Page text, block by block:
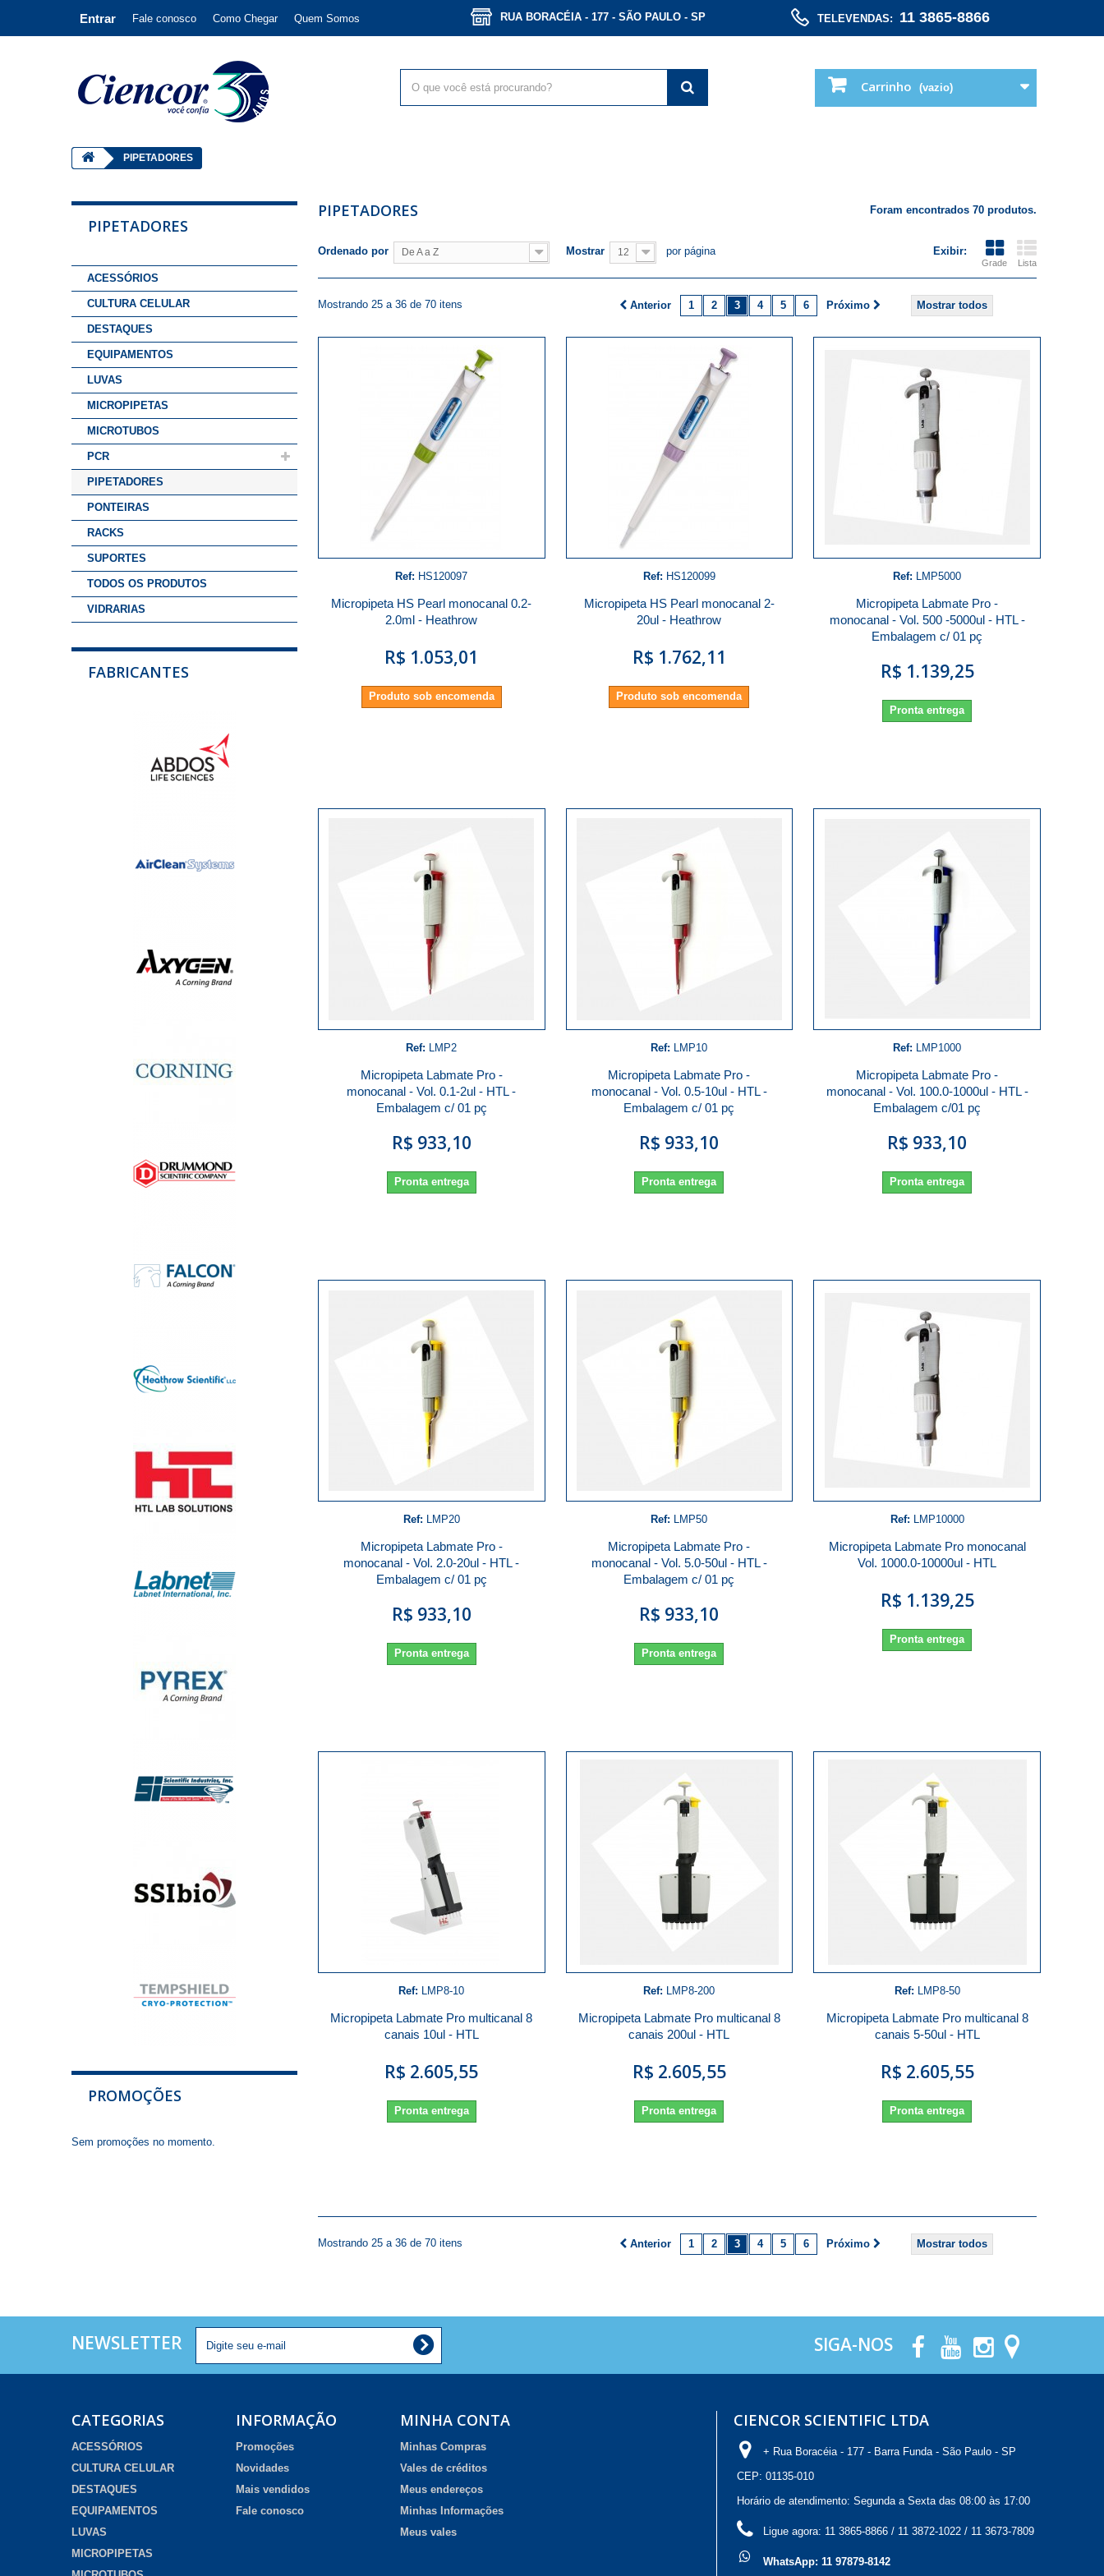
Entrar Fale conosco Como Chegar Quem Somos TELEVENDAS: 11 3865-8866
RUA BORACÉIA - 177 - SÃO PAULO - SP
Carrinho (vazio)
PIPETADORES
PIPETADORES
ACESSÓRIOS
CULTURA CELULAR
DESTAQUES
EQUIPAMENTOS
LUVAS
MICROPIPETAS
MICROTUBOS
PCR
PIPETADORES
PONTEIRAS
RACKS
SUPORTES
TODOS OS PRODUTOS
VIDRARIAS
FABRICANTES
PROMOÇÕES
Sem promoções no momento.
PIPETADORES Foram encontrados 70 produtos.
Exibir:
Grade Lista
Ordenado por De A a Z Mostrar 12 por página
Mostrar todos
Anterior 1 2 3 4 5 6 Próximo
Mostrando 25 a 36 de 70 itens
Ref: HS120097
Micropipeta HS Pearl monocanal 0.2-
2.0ml - Heathrow
R$ 1.053,01
Produto sob encomenda
Ref: HS120099
Micropipeta HS Pearl monocanal 2-
20ul - Heathrow
R$ 1.762,11
Produto sob encomenda
Ref: LMP5000
Micropipeta Labmate Pro -
monocanal - Vol. 500 -5000ul - HTL -
Embalagem c/ 01 pç
R$ 1.139,25
Pronta entrega
Ref: LMP2
Micropipeta Labmate Pro -
monocanal - Vol. 0.1-2ul - HTL -
Embalagem c/ 01 pç
R$ 933,10
Pronta entrega
Ref: LMP10
Micropipeta Labmate Pro -
monocanal - Vol. 0.5-10ul - HTL -
Embalagem c/ 01 pç
R$ 933,10
Pronta entrega
Ref: LMP1000
Micropipeta Labmate Pro -
monocanal - Vol. 100.0-1000ul - HTL -
Embalagem c/01 pç
R$ 933,10
Pronta entrega
Ref: LMP20
Micropipeta Labmate Pro -
monocanal - Vol. 2.0-20ul - HTL -
Embalagem c/ 01 pç
R$ 933,10
Pronta entrega
Ref: LMP50
Micropipeta Labmate Pro -
monocanal - Vol. 5.0-50ul - HTL -
Embalagem c/ 01 pç
R$ 933,10
Pronta entrega
Ref: LMP10000
Micropipeta Labmate Pro monocanal
Vol. 1000.0-10000ul - HTL
R$ 1.139,25
Pronta entrega
Ref: LMP8-10
Micropipeta Labmate Pro multicanal 8
canais 10ul - HTL
R$ 2.605,55
Pronta entrega
Ref: LMP8-200
Micropipeta Labmate Pro multicanal 8
canais 200ul - HTL
R$ 2.605,55
Pronta entrega
Ref: LMP8-50
Micropipeta Labmate Pro multicanal 8
canais 5-50ul - HTL
R$ 2.605,55
Pronta entrega
Mostrar todos
Anterior 1 2 3 4 5 6 Próximo
Mostrando 25 a 36 de 70 itens
NEWSLETTER SIGA-NOS
CATEGORIAS
ACESSÓRIOS
CULTURA CELULAR
DESTAQUES
EQUIPAMENTOS
LUVAS
MICROPIPETAS
INFORMAÇÃO
Promoções
Novidades
Mais vendidos
Fale conosco
MINHA CONTA
Minhas Compras
Vales de créditos
Meus endereços
Minhas Informações
Meus vales
CIENCOR SCIENTIFIC LTDA
+ Rua Boracéia - 177 - Barra Funda - São Paulo - SP
CEP: 01135-010
Horário de atendimento: Segunda a Sexta das 08:00 às 17:00
Ligue agora: 11 3865-8866 / 11 3872-1022 / 11 3673-7809
WhatsApp: 11 97879-8142